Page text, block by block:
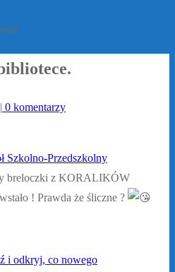
| 0 komentarzy
Szkolno-Przedszkolny
breloczki z KORALIKÓW
! Prawda że śliczne ?
i odkryj, co nowego